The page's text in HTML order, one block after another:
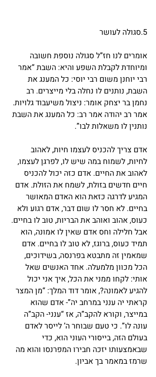
5.סגולה לעושר
אומרים לנו חז”ל סגולה נוספת חשובה
ומיוחדת לקבלת השפע והיא: השבת “אמר
רבי יוחנן משום רבי יוסי: כל המענג את
השבת, נותנים לו נחלה בלי מייצרים. רב
נחמן בר יצחק אומר: ניצול משיעבוד גלויות.
אמר רב יהודה אמר רב: כל המענג את השבת
נותנין לו משאלות לבו”.
אדם צריך להכניס לעצמו חיות, לאהוב
לחיות, לשמוח במה שיש לו, לפרגן לעצמו,
לאהוב את החיים. אדם כזה יכול להכניס
חיים חדשים בזולת, לשמח את הזולת. אדם
המגיע לדרגה כזאת הוא האדם המאושר
בחיים. לא חסר לו שום דבר, אדם רגוע ולא
כעוס, אהוב ואוהב את הבריות, טוב לו בחיים.
אבל חלילה וחס אדם שאין לו אמונה, הוא
תמיד כעוס, ברוגז, לא טוב לו בחיים. אדם
שמאמין זה מתבטא בפרנסה, בשידוכים,
הכל מכוון מלמעלה. אחד האנשים שאל
אותי: לקחו ממני את הכל, איך אני יכול
להגיע לאמונה?, אומר דוד המלך: “מן המצר
קראתי יה ענני במרחב יה”- אדם שהוא
במייצר, וקורא להקב”ה, אז “ענני- הקב”ה
עונה לו”. כי טעם שבוחר ה’ לייסר לאדם
בעולם הזה, בייסורי העוני הוא, כדי
שבאמצעותו יזכה חבירו המפרנסו והוא מה
שרמז במאמר בך אביון.